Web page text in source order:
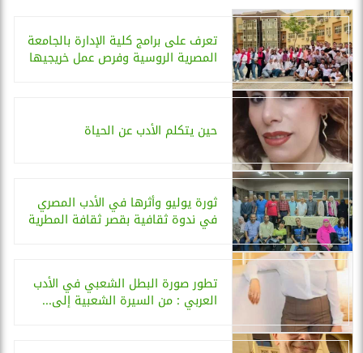
تعرف على برامج كلية الإدارة بالجامعة
المصرية الروسية وفرص عمل خريجيها
حين يتكلم الأدب عن الحياة
ثورة يوليو وأثرها في الأدب المصري
في ندوة ثقافية بقصر ثقافة المطرية
تطور صورة البطل الشعبي في الأدب
العربي : من السيرة الشعبية إلى...